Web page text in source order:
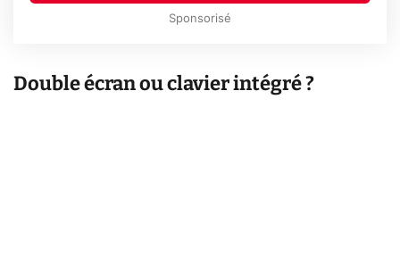
Sponsorisé
Double écran ou clavier intégré ?